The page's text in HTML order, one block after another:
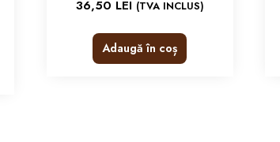
36,50 LEI (TVA INCLUS)
Adaugă în coș